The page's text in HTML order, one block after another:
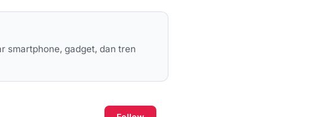
smartphone, gadget, dan tren